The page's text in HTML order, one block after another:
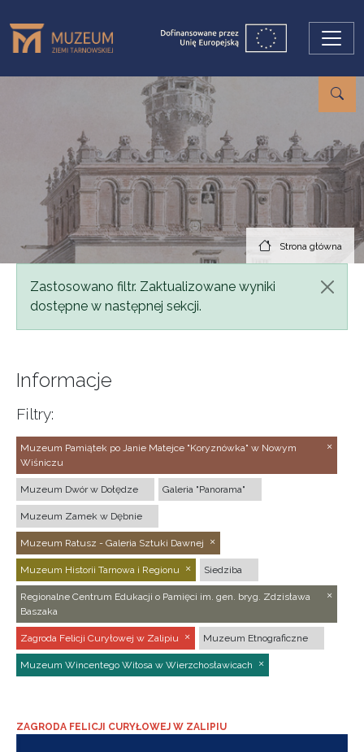
Strona główna
Komunikat
Zastosowano filtr. Zaktualizowane wyniki
dostępne w następnej sekcji.
Informacje
Filtry:
Muzeum Pamiątek po Janie Matejce "Koryznówka" w Nowym
Wiśniczu
Muzeum Dwór w Dołędze Galeria "Panorama"
Muzeum Zamek w Dębnie
Muzeum Ratusz - Galeria Sztuki Dawnej
Muzeum Historii Tarnowa i Regionu Siedziba
Regionalne Centrum Edukacji o Pamięci im. gen. bryg. Zdzisława
Baszaka
Zagroda Felicji Curyłowej w Zalipiu Muzeum Etnograficzne
Muzeum Wincentego Witosa w Wierzchosławicach
ZAGRODA FELICJI CURYŁOWEJ W ZALIPIU